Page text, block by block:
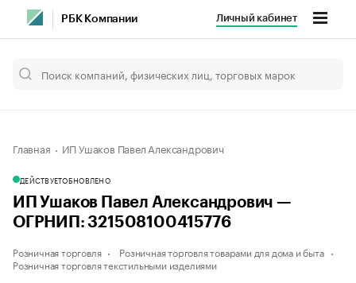
РБК Компании Личный кабинет
Главная ИП Ушаков Павел Александрович
ДЕЙСТВУЕТОБНОВЛЕНО
ИП Ушаков Павел Александрович —
ОГРНИП: 321508100415776
Розничная торговля
Розничная торговля товарами для дома и быта
Розничная торговля текстильными изделиями